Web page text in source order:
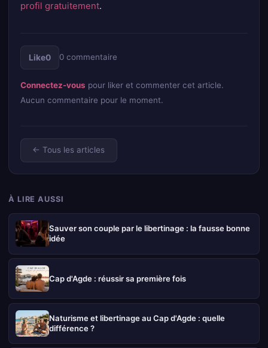
profil gratuitement.
Like0 0commentaire
Connectez-vous pour liker et commenter cet article.
Aucun commentaire pour le moment.
← Tous les articles
À LIRE AUSSI
Sauver son couple par le libertinage : la fausse bonne
idée
Cap d'Agde : réussir sa première fois
Naturisme et libertinage au Cap d'Agde : quelle
différence ?